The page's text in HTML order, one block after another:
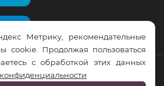
Все права защищены
Метрику, рекомендательные
cookie. Продолжая пользоваться
с обработкой этих данных